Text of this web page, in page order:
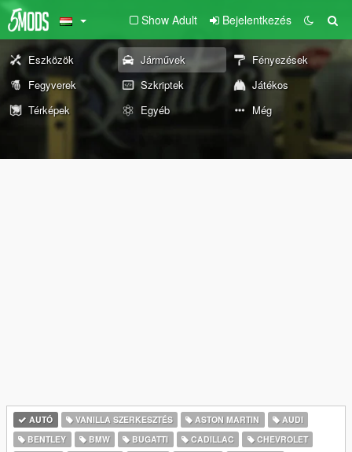
Show Adult Bejelentkezés
Eszközök Járművek
Fényezések
Fegyverek
Szkriptek
Játékos
Térképek
Egyéb Még
AUTÓ VANILLA SZERKESZTÉS ASTON MARTIN
AUDI
BENTLEY
BMW BUGATTI CADILLAC
CHEVROLET